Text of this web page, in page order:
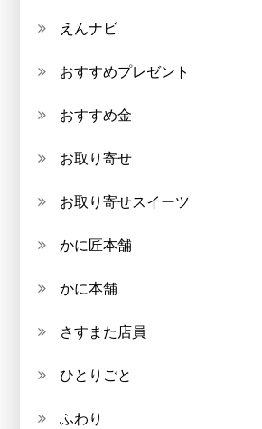
えんナビ
おすすめプレゼント
おすすめ金
お取り寄せ
お取り寄せスイーツ
かに匠本舗
かに本舗
さすまた店員
ひとりごと
ふわり